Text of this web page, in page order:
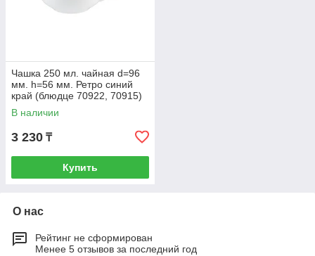
Чашка 250 мл. чайная d=96
мм. h=56 мм. Ретро синий
край (блюдце 70922, 70915)
Bonna /1/6/708 ВДОХНОВ
В наличии
3 230 ₸
Купить
О нас
Рейтинг не сформирован
Менее 5 отзывов за последний год